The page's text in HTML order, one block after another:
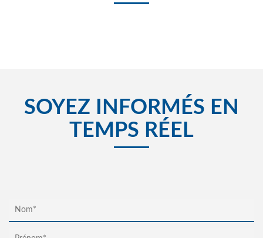
SOYEZ INFORMÉS EN
TEMPS RÉEL